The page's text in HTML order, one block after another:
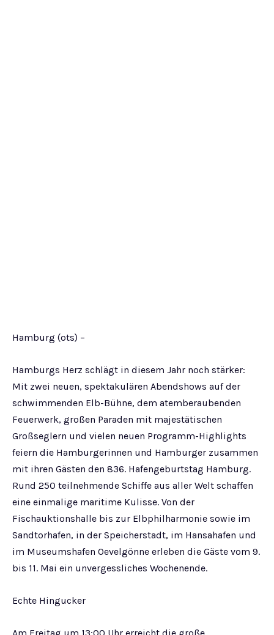
Hamburg (ots) –
Hamburgs Herz schlägt in diesem Jahr noch stärker:
Mit zwei neuen, spektakulären Abendshows auf der
schwimmenden Elb-Bühne, dem atemberaubenden
Feuerwerk, großen Paraden mit majestätischen
Großseglern und vielen neuen Programm-Highlights
feiern die Hamburgerinnen und Hamburger zusammen
mit ihren Gästen den 836. Hafengeburtstag Hamburg.
Rund 250 teilnehmende Schiffe aus aller Welt schaffen
eine einmalige maritime Kulisse. Von der
Fischauktionshalle bis zur Elbphilharmonie sowie im
Sandtorhafen, in der Speicherstadt, im Hansahafen und
im Museumshafen Oevelgönne erleben die Gäste vom 9.
bis 11. Mai ein unvergessliches Wochenende.
Echte Hingucker